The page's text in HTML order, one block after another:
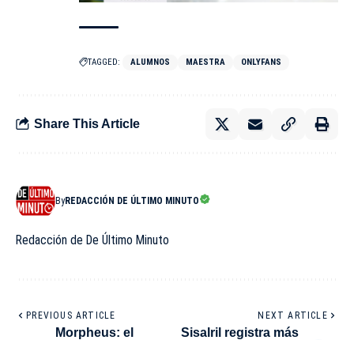
TAGGED: ALUMNOS MAESTRA ONLYFANS
Share This Article
ByREDACCIÓN DE ÚLTIMO MINUTO
Redacción de De Último Minuto
PREVIOUS ARTICLE
Morpheus: el
NEXT ARTICLE
Sisalril registra más